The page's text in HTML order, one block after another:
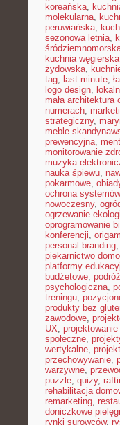
koreańska,
molekularna,
peruwiańska,
sezonowa letnia,
kuchnia węgierska
żydowska,
tag, last minute,
logo design,
mała architektura
numerach,
strategiczny,
meble
prewencyjna,
monitorowanie
muzyka
nauka śpiewu,
pokarmowe,
ochrona systemów
nowoczesny,
ogrzewanie
oprogramowanie
konferencji,
personal branding,
piekarnictwo
platformy
budżetowe,
psychologiczna,
treningu,
produkty bez
zawodowe,
UX,
społeczne,
wertykalne,
przechowywanie,
warzywne,
puzzle, quizy,
rehabilitacja
remarketing,
doniczkowe
rynki surowców,